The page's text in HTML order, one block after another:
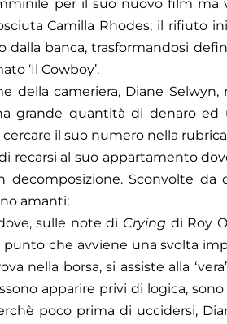
per il suo nuovo film ma
Camilla Rhodes; il rifiuto
banca, trasformandosi
‘Il Cowboy’.
della cameriera, Diane Selwyn,
grande quantità di denaro ed
il suo numero nella
al suo appartamento
Sconvolte da
amanti;
sulle note di Crying di Roy
che avviene una svolta
nella borsa, si assiste alla
apparire privi di logica, sono
poco prima di uccidersi,